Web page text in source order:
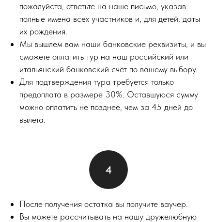
пожалуйста, ответьте на наше письмо, указав
полные имена всех участников и, для детей, даты
их рождения.
Мы вышлем вам наши банковские реквизиты, и вы
сможете оплатить тур на наш российский или
итальянский банковский счёт по вашему выбору.
Для подтверждения тура требуется только
предоплата в размере 30%. Оставшуюся сумму
можно оплатить не позднее, чем за 45 дней до
вылета.
После получения остатка вы получите ваучер.
Вы можете рассчитывать на нашу дружелюбную